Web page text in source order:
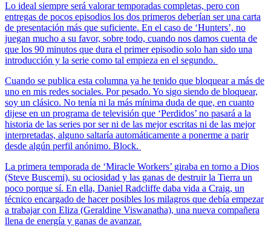
Lo ideal siempre será valorar temporadas completas, pero con
entregas de pocos episodios los dos primeros deberían ser una carta
de presentación más que suficiente. En el caso de ‘Hunters’, no
juegan mucho a su favor, sobre todo, cuando nos damos cuenta de
que los 90 minutos que dura el primer episodio solo han sido una
introducción y la serie como tal empieza en el segundo.
Cuando se publica esta columna ya he tenido que bloquear a más de
uno en mis redes sociales. Por pesado. Yo sigo siendo de bloquear,
soy un clásico. No tenía ni la más mínima duda de que, en cuanto
dijese en un programa de televisión que ‘Perdidos’ no pasará a la
historia de las series por ser ni de las mejor escritas ni de las mejor
interpretadas, alguno saltaría automáticamente a ponerme a parir
desde algún perfil anónimo. Block.
La primera temporada de ‘Miracle Workers’ giraba en torno a Dios
(Steve Buscemi), su ociosidad y las ganas de destruir la Tierra un
poco porque sí. En ella, Daniel Radcliffe daba vida a Craig, un
técnico encargado de hacer posibles los milagros que debía empezar
a trabajar con Eliza (Geraldine Viswanatha), una nueva compañera
llena de energía y ganas de avanzar.